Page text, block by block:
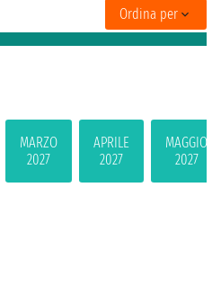
MARZO
2027
APRILE
2027
MAGGIO
2027
Ordina per